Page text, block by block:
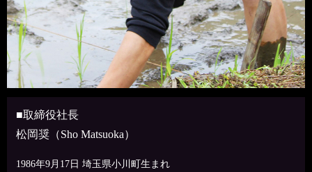
■取締役社長
松岡奨（Sho Matsuoka）
1986年9月17日 埼玉県小川町生まれ